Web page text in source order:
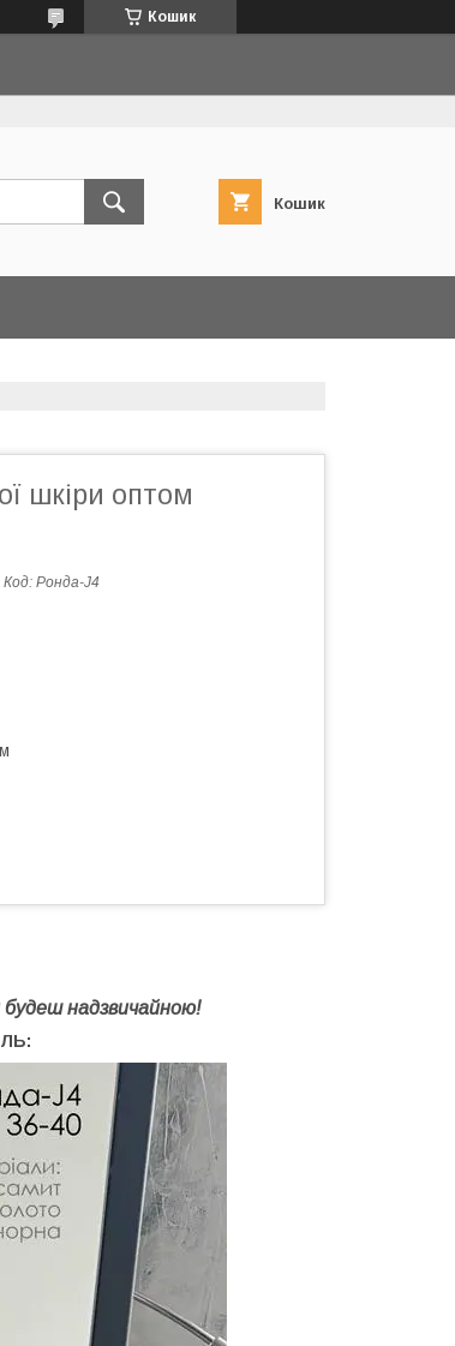
Кошик
Кошик
шкіри оптом
Код: Ронда-J4
будеш надзвичайною!